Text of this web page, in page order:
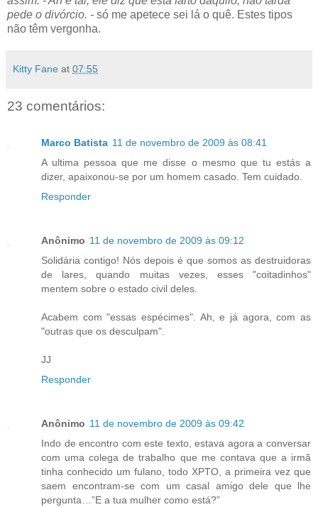
pede o divórcio. - só me apetece sei lá o quê. Estes tipos
não têm vergonha.
Kitty Fane at 07:55
23 comentários:
Marco Batista 11 de novembro de 2009 às 08:41
A ultima pessoa que me disse o mesmo que tu estás a
dizer, apaixonou-se por um homem casado. Tem cuidado.
Responder
Anônimo 11 de novembro de 2009 às 09:12
Solidária contigo! Nós depois é que somos as destruidoras
de lares, quando muitas vezes, esses "coitadinhos"
mentem sobre o estado civil deles.
Acabem com "essas espécimes". Ah, e já agora, com as
"outras que os desculpam".
JJ
Responder
Anônimo 11 de novembro de 2009 às 09:42
Indo de encontro com este texto, estava agora a conversar
com uma colega de trabalho que me contava que a irmã
tinha conhecido um fulano, todo XPTO, a primeira vez que
saem encontram-se com um casal amigo dele que lhe
pergunta…”E a tua mulher como está?”